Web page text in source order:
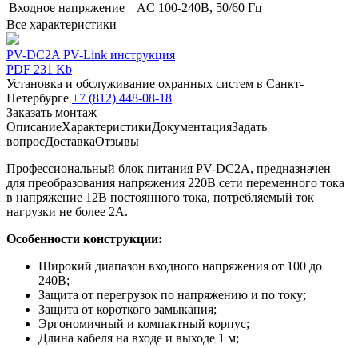
Входное напряжение
AC 100-240В, 50/60 Гц
Все характеристики
PV-DC2A PV-Link инструкция
PDF 231 Kb
Установка и обслуживание охранных систем в Санкт-
Петербурге +7 (812) 448-08-18
Заказать монтаж
ОписаниеХарактеристикиДокументацияЗадать
вопросДоставкаОтзывы
Профессиональный блок питания PV-DC2A, предназначен
для преобразования напряжения 220В сети переменного тока
в напряжение 12В постоянного тока, потребляемый ток
нагрузки не более 2А.
Особенности конструкции:
Широкий диапазон входного напряжения от 100 до
240В;
Защита от перегрузок по напряжению и по току;
Защита от короткого замыкания;
Эргономичный и компактный корпус;
Длина кабеля на входе и выходе 1 м;